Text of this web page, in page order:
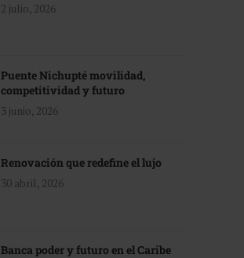
2 julio, 2026
Puente Nichupté movilidad,
competitividad y futuro
3 junio, 2026
Renovación que redefine el lujo
30 abril, 2026
Banca poder y futuro en el Caribe